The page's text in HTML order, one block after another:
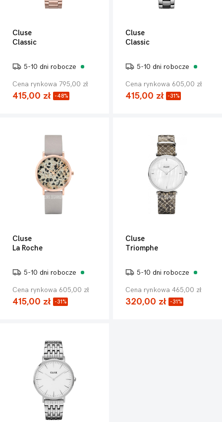
Cluse
Classic
5-10 dni robocze
Cena rynkowa 795,00 zł
415,00 zł -48%
Cluse
Classic
5-10 dni robocze
Cena rynkowa 605,00 zł
415,00 zł -31%
Cluse
La Roche
5-10 dni robocze
Cena rynkowa 605,00 zł
415,00 zł -31%
Cluse
Triomphe
5-10 dni robocze
Cena rynkowa 465,00 zł
320,00 zł -31%